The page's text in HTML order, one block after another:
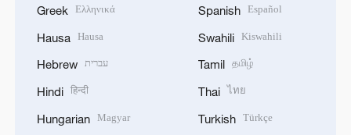
Greek Ελληνικά
Hausa Hausa
Hebrew עברית
Hindi हिन्दी
Hungarian Magyar
Spanish Español
Swahili Kiswahili
Tamil தமிழ்
Thai ไทย
Turkish Türkçe